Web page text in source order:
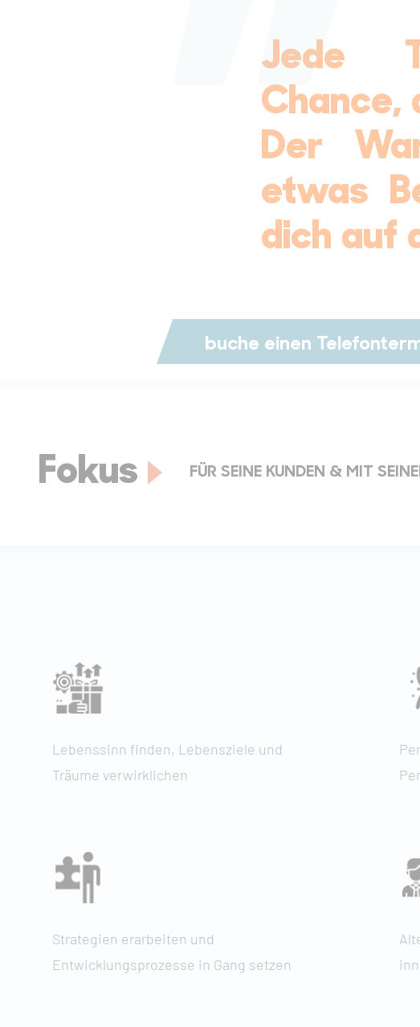
Jede
Chance,
Der
etwas
dich auf
buche einen
Fokus FÜR SEINE KUNDEN & MIT
Lebenssinn finden, Lebensziele und
Träume verwirklichen
Strategien erarbeiten und
Entwicklungsprozesse in Gang setzen